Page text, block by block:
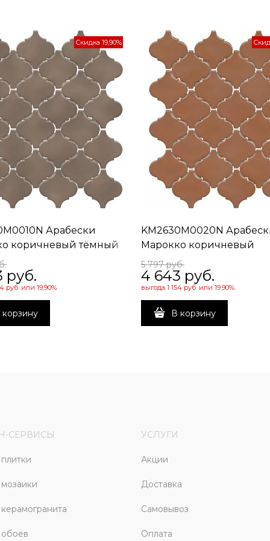
Арабески
коричневый тёмный
26x30x0,7
Скидка 19,90%
руб.
руб. или 19,90%
KM2630M0020N
Марокко коричневый
глянцевый 26x30x0,7
5 797 руб.
4 643 руб.
выгода 1 154 руб. или 19,90%
В корзину
СЕРВИСЫ УСЛУГИ
Акции
Доставка
Самовывоз
Оплата